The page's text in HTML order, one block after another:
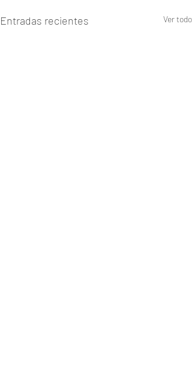
Entradas recientes Ver todo